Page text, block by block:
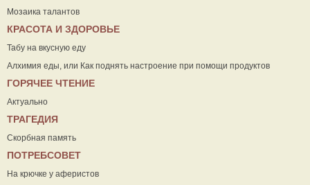
Мозаика талантов
КРАСОТА И ЗДОРОВЬЕ
Табу на вкусную еду
Алхимия еды, или Как поднять настроение при помощи продуктов
ГОРЯЧЕЕ ЧТЕНИЕ
Актуально
ТРАГЕДИЯ
Скорбная память
ПОТРЕБСОВЕТ
На крючке у аферистов